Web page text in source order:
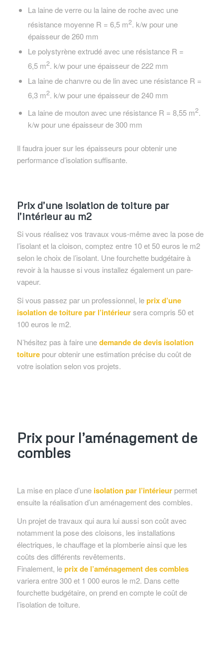
La laine de verre ou la laine de roche avec une
résistance moyenne R = 6,5 m2. k/w pour une
épaisseur de 260 mm
Le polystyrène extrudé avec une résistance R =
6,5 m2. k/w pour une épaisseur de 222 mm
La laine de chanvre ou de lin avec une résistance R =
6,3 m2. k/w pour une épaisseur de 240 mm
La laine de mouton avec une résistance R = 8,55 m2.
k/w pour une épaisseur de 300 mm
Il faudra jouer sur les épaisseurs pour obtenir une
performance d’isolation suffisante.
Prix d’une isolation de toiture par
l’intérieur au m2
Si vous réalisez vos travaux vous-même avec la pose de
l’isolant et la cloison, comptez entre 10 et 50 euros le m2
selon le choix de l’isolant. Une fourchette budgétaire à
revoir à la hausse si vous installez également un pare-
vapeur.
Si vous passez par un professionnel, leprix d’une
isolation de toiture par l’intérieursera compris 50 et
100 euros le m2.
N’hésitez pas à faire unedemande de devis isolation
toiturepour obtenir une estimation précise du coût de
votre isolation selon vos projets.
Prix pour l’aménagement de
combles
La mise en place d’une isolation par l’intérieurpermet
ensuite la réalisation d’un aménagement des combles.
Un projet de travaux qui aura lui aussi son coût avec
notamment la pose des cloisons, les installations
électriques, le chauffage et la plomberie ainsi que les
coûts des différents revêtements.
Finalement, leprix de l’aménagement des combles
variera entre 300 et 1 000 euros le m2. Dans cette
fourchette budgétaire, on prend en compte le coût de
l’isolation de toiture.